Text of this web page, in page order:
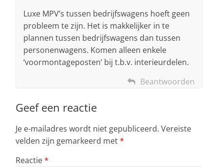
Luxe MPV’s tussen bedrijfswagens hoeft geen
probleem te zijn. Het is makkelijker in te
plannen tussen bedrijfswagens dan tussen
personenwagens. Komen alleen enkele
‘voormontageposten’ bij t.b.v. interieurdelen.
Beantwoorden
Geef een reactie
Je e-mailadres wordt niet gepubliceerd. Vereiste
velden zijn gemarkeerd met*
Reactie*